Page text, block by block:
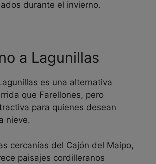
durante el invierno.
a Lagunillas
es una alternativa
que Farellones, pero
para quienes desean
nieve.
cercanías del Cajón del Maipo,
paisajes cordilleranos